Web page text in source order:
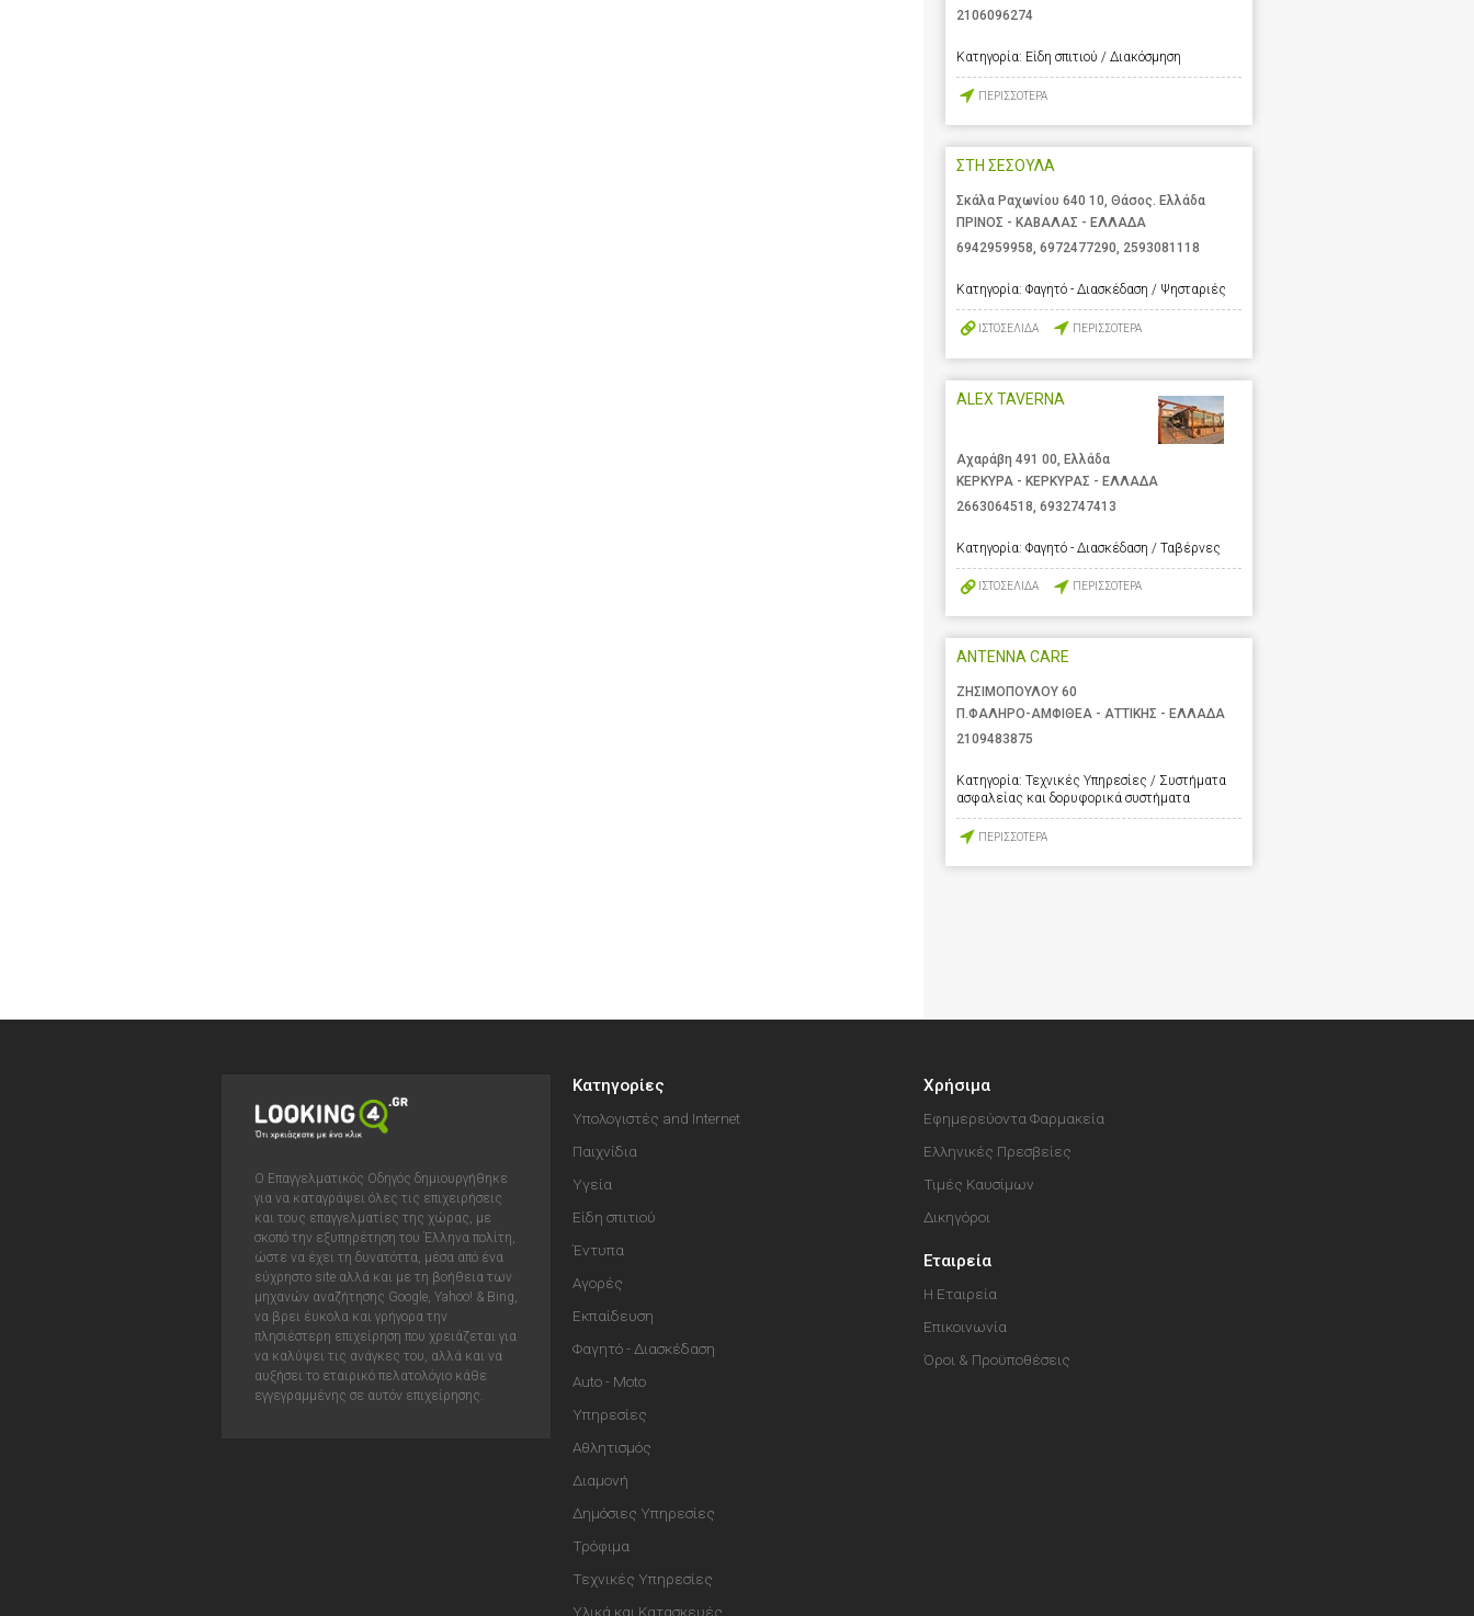
2106096274
Κατηγορία: Είδη σπιτιού / Διακόσμηση
ΠΕΡΙΣΣΟΤΕΡΑ
ΣΤΗ ΣΕΣΟΥΛΑ
Σκάλα Ραχωνίου 640 10, Θάσος. Ελλάδα
ΠΡΙΝΟΣ - ΚΑΒΑΛΑΣ - ΕΛΛΑΔΑ
6942959958, 6972477290, 2593081118
Κατηγορία: Φαγητό - Διασκέδαση / Ψησταριές
ΙΣΤΟΣΕΛΙΔΑ ΠΕΡΙΣΣΟΤΕΡΑ
ALEX TAVERNA
Αχαράβη 491 00, Ελλάδα
ΚΕΡΚΥΡΑ - ΚΕΡΚΥΡΑΣ - ΕΛΛΑΔΑ
2663064518 6932747413
Κατηγορία: Φαγητό - Διασκέδαση / Ταβέρνες
ΙΣΤΟΣΕΛΙΔΑ ΠΕΡΙΣΣΟΤΕΡΑ
ANTENNA CARE
ΖΗΣΙΜΟΠΟΥΛΟΥ 60
Π.ΦΑΛΗΡΟ-ΑΜΦΙΘΕΑ - ΑΤΤΙΚΗΣ - ΕΛΛΑΔΑ
2109483875
Κατηγορία: Τεχνικές Υπηρεσίες / Συστήματα
ασφαλείας και δορυφορικά συστήματα
ΠΕΡΙΣΣΟΤΕΡΑ
Ο Επαγγελματικός Οδηγός δημιουργήθηκε
για να καταγράψει όλες τις επιχειρήσεις
και τους επαγγελματίες της χώρας, με
σκοπό την εξυπηρέτηση του Έλληνα πολίτη,
ώστε να έχει τη δυνατόττα, μέσα από ένα
εύχρηστο site αλλά και με τη βοήθεια των
μηχανών αναζήτησης Google, Yahoo! & Bing,
να βρει έυκολα και γρήγορα την
πλησιέστερη επιχείρηση που χρειάζεται για
να καλύψει τις ανάγκες του, αλλά και να
αυξήσει το εταιρικό πελατολόγιο κάθε
εγγεγραμμένης σε αυτόν επιχείρησης.
Κατηγορίες
Υπολογιστές and Internet
Παιχνίδια
Υγεία
Είδη σπιτιού
Έντυπα
Αγορές
Εκπαίδευση
Φαγητό - Διασκέδαση
Auto - Moto
Υπηρεσίες
Αθλητισμός
Διαμονή
Δημόσιες Υπηρεσίες
Τρόφιμα
Τεχνικές Υπηρεσίες
Υλικά και Κατασκευές
Χρήσιμα
Εφημερεύοντα Φαρμακεία
Ελληνικές Πρεσβείες
Τιμές Καυσίμων
Δικηγόροι
Εταιρεία
Η Εταιρεία
Επικοινωνία
Όροι & Προϋποθέσεις